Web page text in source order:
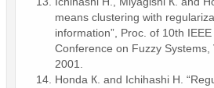
means clustering with
information”, Proc. of 10th
Conference on Fuzzy Systems,
2001.
Honda К. and Ichihashi Н.